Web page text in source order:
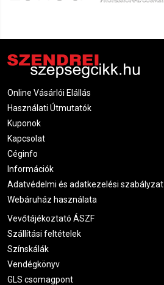
Online Vásárlói Elállás
Használati Útmutatók
Kuponok
Kapcsolat
Céginfo
Információk
Adatvédelmi és adatkezelési szabályzat
Webáruház használata
Vevőtájékoztató ÁSZF
Szállítási feltételek
Színskálák
Vendégkönyv
GLS csomagpont